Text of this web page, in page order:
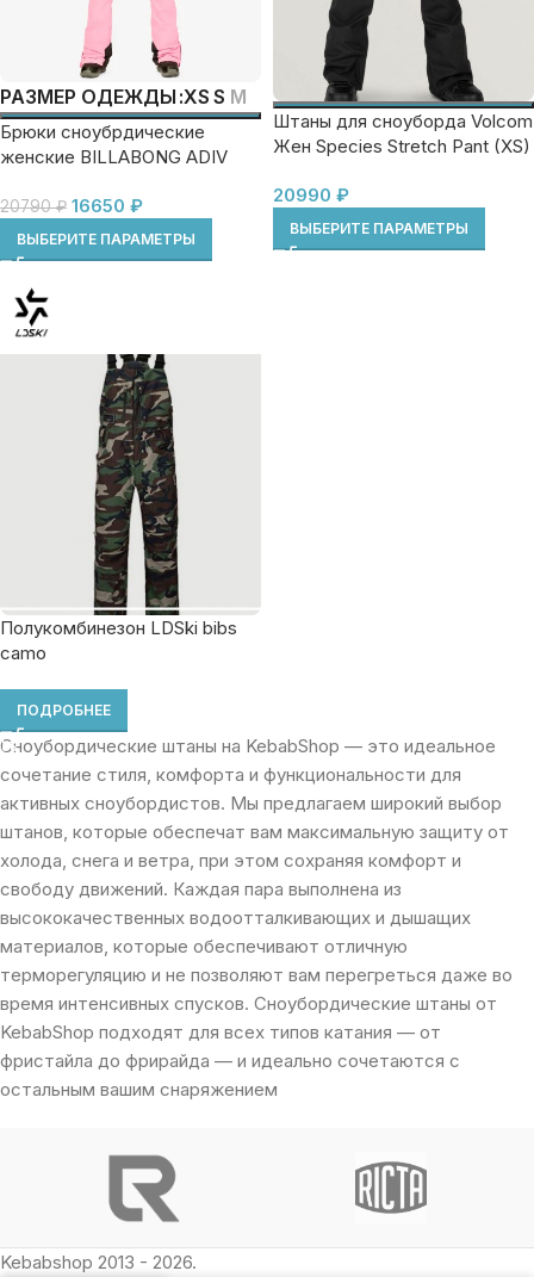
РАЗМЕР ОДЕЖДЫ XS S M
Брюки сноубрдические
женские BILLABONG ADIV
20790₽ 16650 ₽
ВЫБЕРИТЕ ПАРАМЕТРЫ
Штаны для сноуборда Volcom
Жен Species Stretch Pant (XS)
20990 ₽
ВЫБЕРИТЕ ПАРАМЕТРЫ
Полукомбинезон LDSki bibs
camo
ПОДРОБНЕЕ
Сноубордические штаны на KebabShop — это идеальное
сочетание стиля, комфорта и функциональности для
активных сноубордистов. Мы предлагаем широкий выбор
штанов, которые обеспечат вам максимальную защиту от
холода, снега и ветра, при этом сохраняя комфорт и
свободу движений. Каждая пара выполнена из
высококачественных водоотталкивающих и дышащих
материалов, которые обеспечивают отличную
терморегуляцию и не позволяют вам перегреться даже во
время интенсивных спусков. Сноубордические штаны от
KebabShop подходят для всех типов катания — от
фристайла до фрирайда — и идеально сочетаются с
остальным вашим снаряжением
Kebabshop 2013 - 2026.